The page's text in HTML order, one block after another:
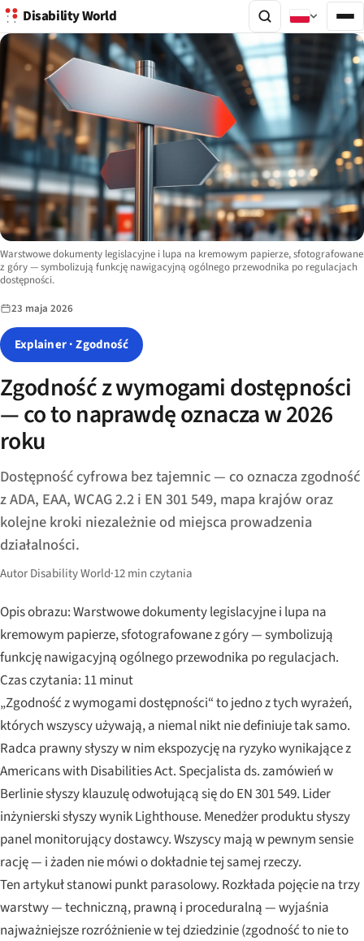
Disability World
Image description:
Warstwowe dokumenty legislacyjne i lupa na kremowym papierze, sfotografowane
z góry — symbolizują funkcję nawigacyjną ogólnego przewodnika po regulacjach
dostępności.
23 maja 2026
Explainer · Zgodność
Zgodność z wymogami dostępności
— co to naprawdę oznacza w 2026
roku
Dostępność cyfrowa bez tajemnic — co oznacza zgodność
z ADA, EAA, WCAG 2.2 i EN 301 549, mapa krajów oraz
kolejne kroki niezależnie od miejsca prowadzenia
działalności.
Autor Disability World·12 min czytania
Opis obrazu: Warstwowe dokumenty legislacyjne i lupa na
kremowym papierze, sfotografowane z góry — symbolizują
funkcję nawigacyjną ogólnego przewodnika po regulacjach.
Czas czytania: 11 minut
„Zgodność z wymogami dostępności“ to jedno z tych wyrażeń,
których wszyscy używają, a niemal nikt nie definiuje tak samo.
Radca prawny słyszy w nim ekspozycję na ryzyko wynikające z
Americans with Disabilities Act. Specjalista ds. zamówień w
Berlinie słyszy klauzulę odwołującą się do EN 301 549. Lider
inżynierski słyszy wynik Lighthouse. Menedżer produktu słyszy
panel monitorujący dostawcy. Wszyscy mają w pewnym sensie
rację — i żaden nie mówi o dokładnie tej samej rzeczy.
Ten artykuł stanowi punkt parasolowy. Rozkłada pojęcie na trzy
warstwy — techniczną, prawną i proceduralną — wyjaśnia
najważniejsze rozróżnienie w tej dziedzinie (zgodność to nie to